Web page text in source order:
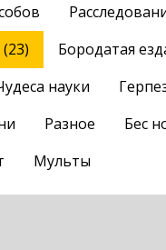
Бородатая
науки
Разное
Бес
Мульты